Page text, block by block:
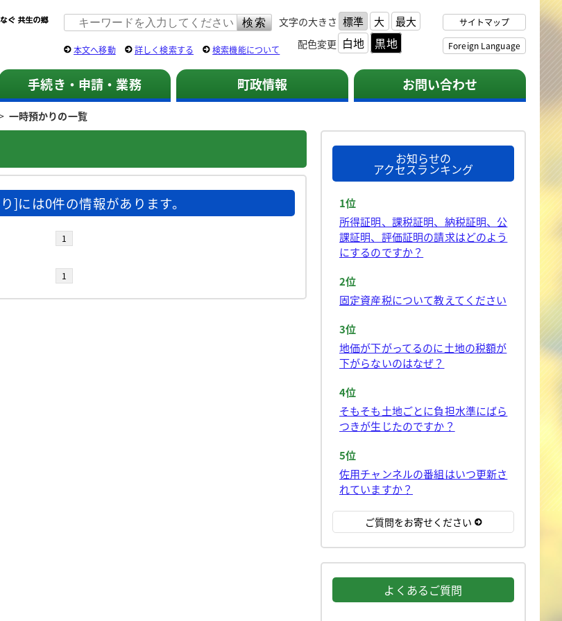
佐用町 公式ホームページ 文字の大きさ 標準 大 最大
配色変更 白地 黒地
サイトマップ
Foreign Language
本文へ移動 詳しく検索する 検索機能について
手続き・申請・業務 町政情報 お問い合わせ
一時預かりの一覧
]には0件の情報があります。
1
1
お知らせの
アクセスランキング
1位
所得証明、課税証明、納税証明、公
課証明、評価証明の請求はどのよう
にするのですか？
2位
固定資産税について教えてください
3位
地価が下がってるのに土地の税額が
下がらないのはなぜ？
4位
そもそも土地ごとに負担水準にばら
つきが生じたのですか？
5位
佐用チャンネルの番組はいつ更新さ
れていますか？
ご質問をお寄せください
よくあるご質問